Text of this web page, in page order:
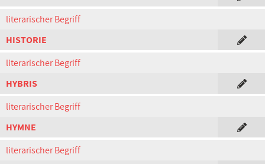
literarischer Begriff
HISTORIE
literarischer Begriff
HYBRIS
literarischer Begriff
HYMNE
literarischer Begriff